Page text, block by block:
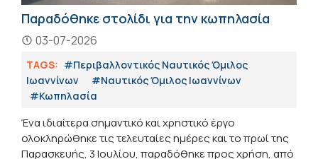
Παραδόθηκε στολίδι για την κωπηλασία
03-07-2026
TAGS: #Περιβαλλοντικός Ναυτικός Όμιλος
Ιωαννίνων
#Ναυτικός Όμιλος Ιωαννίνων
#Κωπηλασία
Ένα ιδιαίτερα σημαντικό και χρηστικό έργο
ολοκληρώθηκε τις τελευταίες ημέρες και το πρωί της
Παρασκευής, 3 Ιουλίου, παραδόθηκε προς χρήση, από